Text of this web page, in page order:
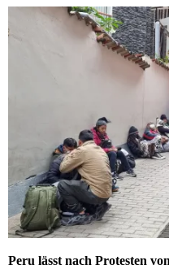
Peru lässt nach Protesten